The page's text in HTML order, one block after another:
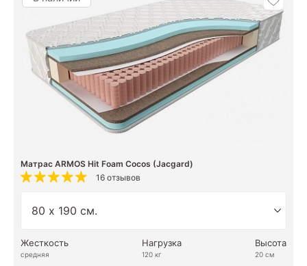
Матрас ARMOS Hit Foam Cocos (Jacgard)
16 отзывов
Жесткость
средняя
Нагрузка
120 кг
Высота
20 см